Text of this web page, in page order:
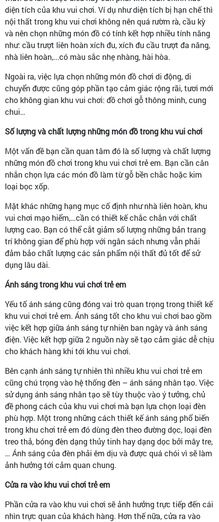
diện tích của khu vui chơi. Ví dụ như diện tích bị hạn chế thì
nội thất trong khu vui chơi không nên quá rườm rà, cầu kỳ
và nên chọn những món đồ có tính kết hợp nhiều tính năng
như: cầu trượt liên hoàn xích đu, xích đu cầu trượt đa năng,
nhà liên hoàn,...có màu sắc nhẹ nhàng, hài hòa.
Ngoài ra, việc lựa chọn những món đồ chơi di động, di
chuyển được cũng góp phần tạo cảm giác rộng rãi, tươi mới
cho không gian khu vui chơi: đồ chơi gỗ thông minh, cung
chui…
Số lượng và chất lượng những món đồ trong khu vui chơi
Một vấn đề bạn cần quan tâm đó là số lượng và chất lượng
những món đồ chơi trong khu vui chơi trẻ em. Bạn cần cân
nhắn chọn lựa các món đồ làm từ gỗ bền chắc hoặc kim
loại bọc xốp.
Mặt khác những hạng mục cố định như nhà liên hoàn, khu
vui chơi mạo hiểm,…cần có thiết kế chắc chắn với chất
lượng cao. Bạn có thể cắt giảm số lượng những bản trang
trí không gian để phù hợp với ngân sách nhưng vẫn phải
đảm bảo chất lượng các sản phẩm nội thất đủ tốt để sử
dụng lâu dài.
Ánh sáng trong khu vui chơi trẻ em
Yếu tố ánh sáng cũng đóng vai trò quan trọng trong thiết kế
khu vui chơi trẻ em. Ánh sáng tốt cho khu vui chơi bao gồm
việc kết hợp giữa ánh sáng tự nhiên ban ngày và ánh sáng
điện. Việc kết hợp giữa 2 nguồn này sẽ tạo cảm giác dễ chịu
cho khách hàng khi tới khu vui chơi.
Bên cạnh ánh sáng tự nhiên thì nhiều khu vui chơi trẻ em
cũng chú trọng vào hệ thống đèn – ánh sáng nhân tạo. Việc
sử dụng ánh sáng nhân tạo sẽ tùy thuộc vào ý tưởng, chủ
đề phong cách của khu vui chơi mà bạn lựa chọn loại đèn
phù hợp. Một trong những cách thiết kế ánh sáng phổ biến
trong khu chơi trẻ em đó dùng đèn theo đường dọc, loại đèn
treo thả, bóng đèn dạng thủy tinh hay dạng dọc bởi mây tre,
… Ánh sáng của đèn phải êm dịu và được quá chói vì sẽ làm
ảnh hưởng tới cảm quan chung.
Cửa ra vào khu vui chơi trẻ em
Phần cửa ra vào khu vui chơi sẽ ảnh hưởng trực tiếp đến cái
nhìn trực quan của khách hàng. Hơn thế nữa, cửa ra vào